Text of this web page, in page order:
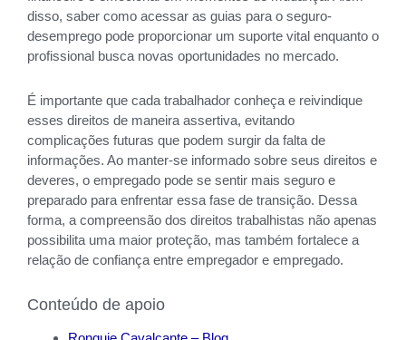
disso, saber como acessar as guias para o seguro-
desemprego pode proporcionar um suporte vital enquanto o
profissional busca novas oportunidades no mercado.
É importante que cada trabalhador conheça e reivindique
esses direitos de maneira assertiva, evitando
complicações futuras que podem surgir da falta de
informações. Ao manter-se informado sobre seus direitos e
deveres, o empregado pode se sentir mais seguro e
preparado para enfrentar essa fase de transição. Dessa
forma, a compreensão dos direitos trabalhistas não apenas
possibilita uma maior proteção, mas também fortalece a
relação de confiança entre empregador e empregado.
Conteúdo de apoio